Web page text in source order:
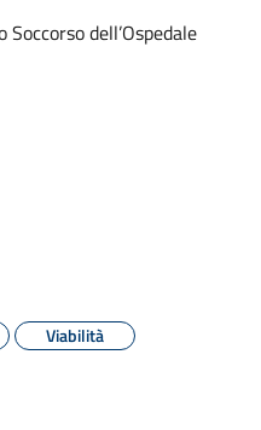
dell’Ospedale
Viabilità